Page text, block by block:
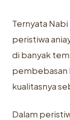
Ternyata
peristiwa
di banyak
pembebasan
kualitasnya
Dalam